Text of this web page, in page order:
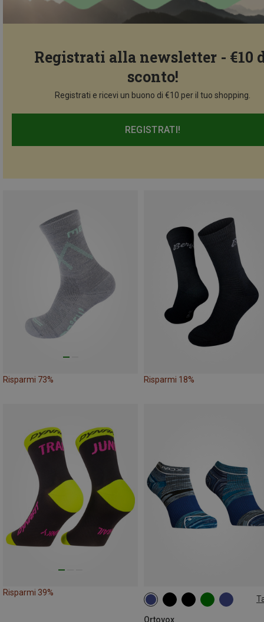
Registrati alla newsletter - €10
sconto!
Registrati e ricevi un buono di €10 per il tuo shopping.
REGISTRATI!
Risparmi 73% Risparmi 18%
Risparmi 39%
Ortovox
39|40|41 42|43|44